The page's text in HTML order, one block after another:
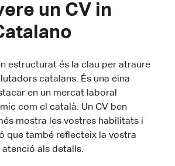
un CV in
estructurat és la clau per atraure
catalans. És una eina
en un mercat laboral
com el català. Un CV ben
mostra les vostres habilitats i
que també reflecteix la vostra
als detalls.